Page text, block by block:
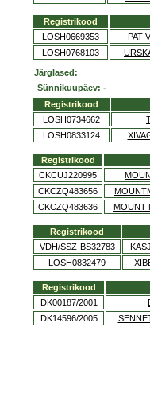
Registrikood
LOSH0669353
PAT
LOSH0768103
Järglased:
Sünnikuupäev: -
Registrikood
LOSH0734662
LOSH0833124
Registrikood
CKCUJ220995
CKCZQ483656
CKCZQ483636
MOUNT
Registrikood
VDH/SSZ-BS32783
LOSH0832479
Registrikood
DK00187/2001
DK14596/2005